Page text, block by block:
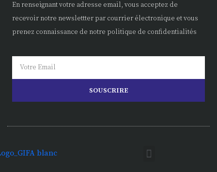
En renseignant votre adresse email, vous acceptez de
recevoir notre newslettter par courrier électronique et vous
prenez connaissance de notre politique de confidentialités
SOUSCRIRE